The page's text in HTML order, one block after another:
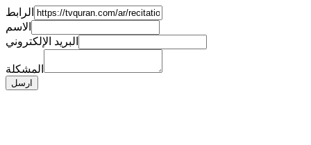
الرابط
الاسم
البريد الإلكتروني
المشكلة
ارسل